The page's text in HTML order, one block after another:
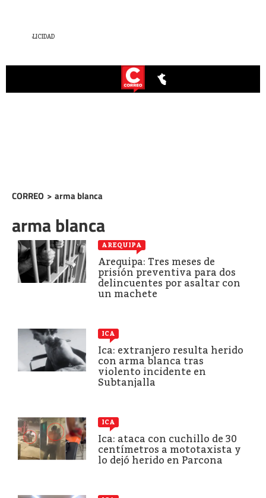
CORREO > arma blanca
arma blanca
AREQUIPA
Arequipa: Tres meses de
prisión preventiva para dos
delincuentes por asaltar con
un machete
ICA
Ica: extranjero resulta herido
con arma blanca tras
violento incidente en
Subtanjalla
ICA
Ica: ataca con cuchillo de 30
centímetros a mototaxista y
lo dejó herido en Parcona